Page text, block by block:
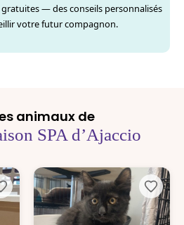
— des conseils personnalisés
votre futur compagnon.
animaux de
SPA d’Ajaccio